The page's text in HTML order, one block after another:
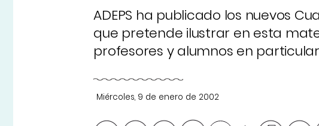
ADEPS ha publicado los nuevos
que pretende ilustrar en esta
profesores y alumnos en
Miércoles, 9 de enero de 2002